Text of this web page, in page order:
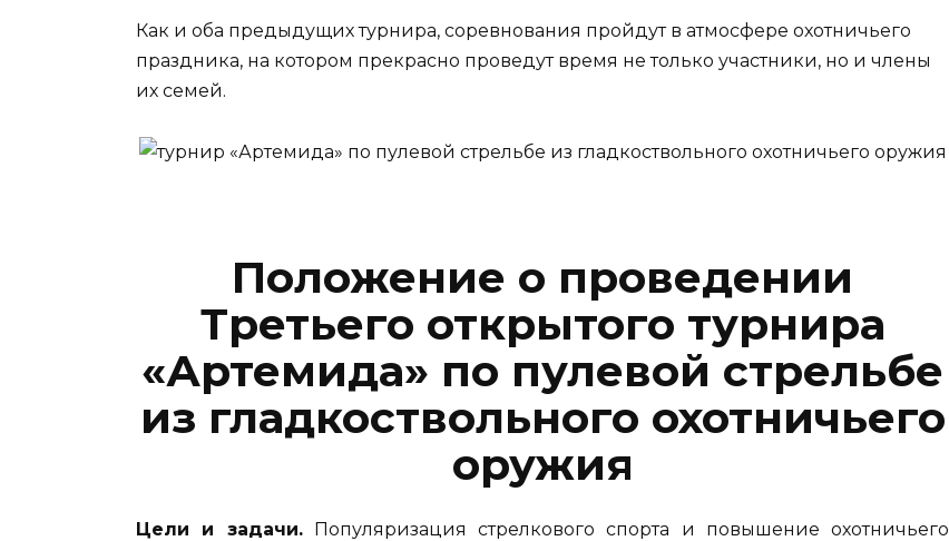
Как и оба предыдущих турнира, соревнования пройдут в атмосфере охотничьего
праздника, на котором прекрасно проведут время не только участники, но и члены
их семей.
Положение о проведении
Третьего открытого турнира
«Артемида» по пулевой стрельбе
из гладкоствольного охотничьего
оружия
Цели и задачи.Популяризация стрелкового спорта и повышение охотничьего